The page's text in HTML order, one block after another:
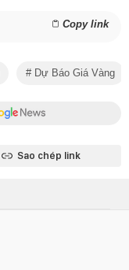
Copy link
Dự Báo Giá Vàng
Sao chép link